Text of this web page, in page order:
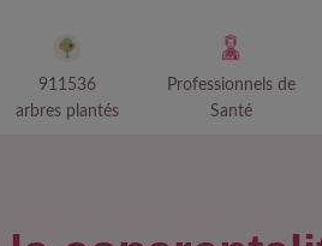
911536
arbres plantés
Professionnels de
Santé